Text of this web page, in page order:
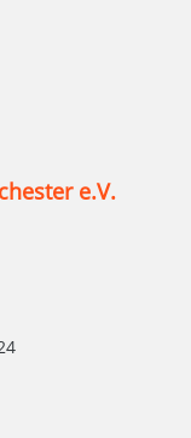
e.V.